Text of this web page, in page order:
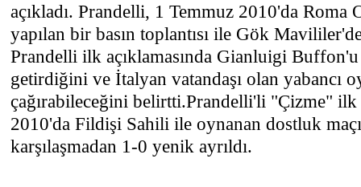
açıkladı. Prandelli, 1 Temmuz 2010'da Roma
yapılan bir basın toplantısı ile Gök
Prandelli ilk açıklamasında Gianluigi Buffon'u
getirdiğini ve İtalyan vatandaşı olan yabancı
çağırabileceğini belirtti.Prandelli'li "Çizme" ilk
2010'da Fildişi Sahili ile oynanan dostluk
karşılaşmadan 1-0 yenik ayrıldı.